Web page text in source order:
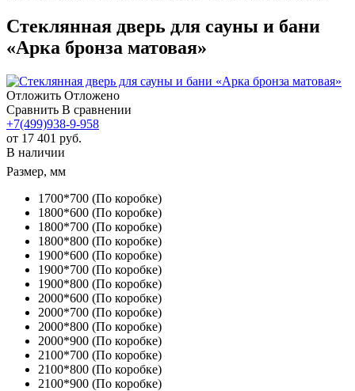
Стеклянная дверь для сауны и бани
«Арка бронза матовая»
Отложить Отложено
Сравнить В сравнении
+7(499)938-9-958
от 17 401 руб.
В наличии
Размер, мм
1700*700 (По коробке)
1800*600 (По коробке)
1800*700 (По коробке)
1800*800 (По коробке)
1900*600 (По коробке)
1900*700 (По коробке)
1900*800 (По коробке)
2000*600 (По коробке)
2000*700 (По коробке)
2000*800 (По коробке)
2000*900 (По коробке)
2100*700 (По коробке)
2100*800 (По коробке)
2100*900 (По коробке)